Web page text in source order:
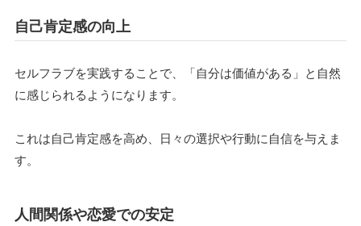
自己肯定感の向上
セルフラブを実践することで、「自分は価値がある」と自然
に感じられるようになります。
これは自己肯定感を高め、日々の選択や行動に自信を与えま
す。
人間関係や恋愛での安定